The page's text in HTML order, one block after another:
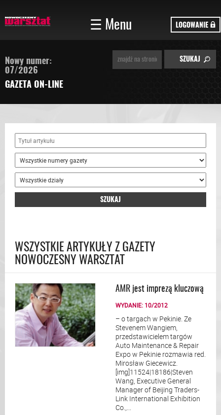
☰ Menu LOGOWANIE
Nowy numer:
07/2026
GAZETA ON-LINE
WSZYSTKIE ARTYKUŁY Z GAZETY
NOWOCZESNY WARSZTAT
AMR jest imprezą kluczową
WYDANIE: 10/2012
– o targach w Pekinie. Ze
Stevenem Wangiem,
przedstawicielem targów
Auto Maintenance & Repair
Expo w Pekinie rozmawia red.
Mirosław Giecewicz.
[img]11524|18186|Steven
Wang, Executive General
Manager of Beijing Traders-
Link International Exhibition
Co.,...